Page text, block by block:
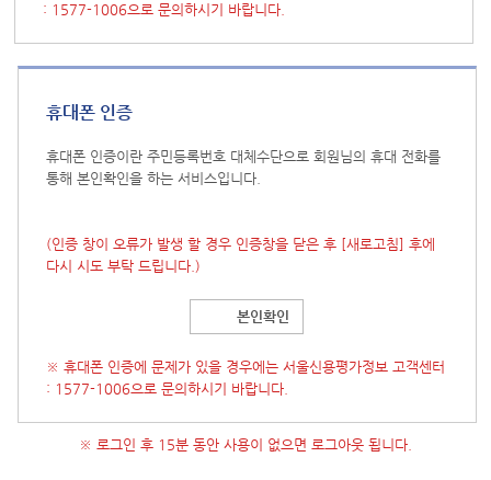
: 1577-1006으로 문의하시기 바랍니다.
휴대폰 인증
휴대폰 인증이란 주민등록번호 대체수단으로 회원님의 휴대 전화를
통해 본인확인을 하는 서비스입니다.
(인증 창이 오류가 발생 할 경우 인증창을 닫은 후 [새로고침] 후에
다시 시도 부탁 드립니다.)
본인확인
※ 휴대폰 인증에 문제가 있을 경우에는 서울신용평가정보 고객센터
: 1577-1006으로 문의하시기 바랍니다.
※ 로그인 후 15분 동안 사용이 없으면 로그아웃 됩니다.